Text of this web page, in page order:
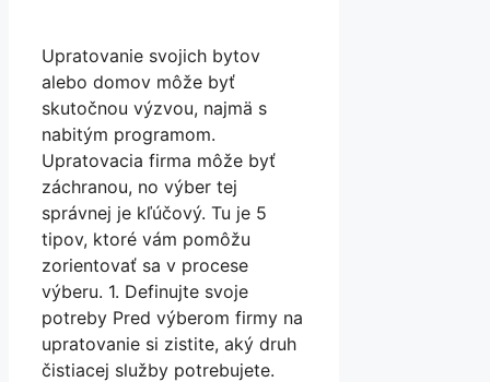
Upratovanie svojich bytov
alebo domov môže byť
skutočnou výzvou, najmä s
nabitým programom.
Upratovacia firma môže byť
záchranou, no výber tej
správnej je kľúčový. Tu je 5
tipov, ktoré vám pomôžu
zorientovať sa v procese
výberu. 1. Definujte svoje
potreby Pred výberom firmy na
upratovanie si zistite, aký druh
čistiacej služby potrebujete.